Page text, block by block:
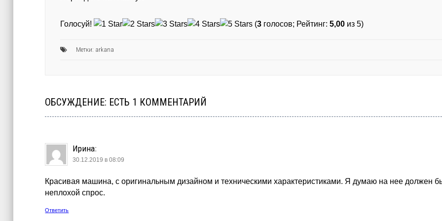
Голосуй! (3 голосов; Рейтинг:5,00 из 5)
Метки: arkana
ОБСУЖДЕНИЕ: ЕСТЬ 1 КОММЕНТАРИЙ
Ирина:
30.12.2019 в 08:09
Красивая машина, с оригинальным дизайном и техническими характеристиками. Я думаю на нее должен
неплохой спрос.
Ответить